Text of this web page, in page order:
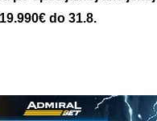
do 31.8.